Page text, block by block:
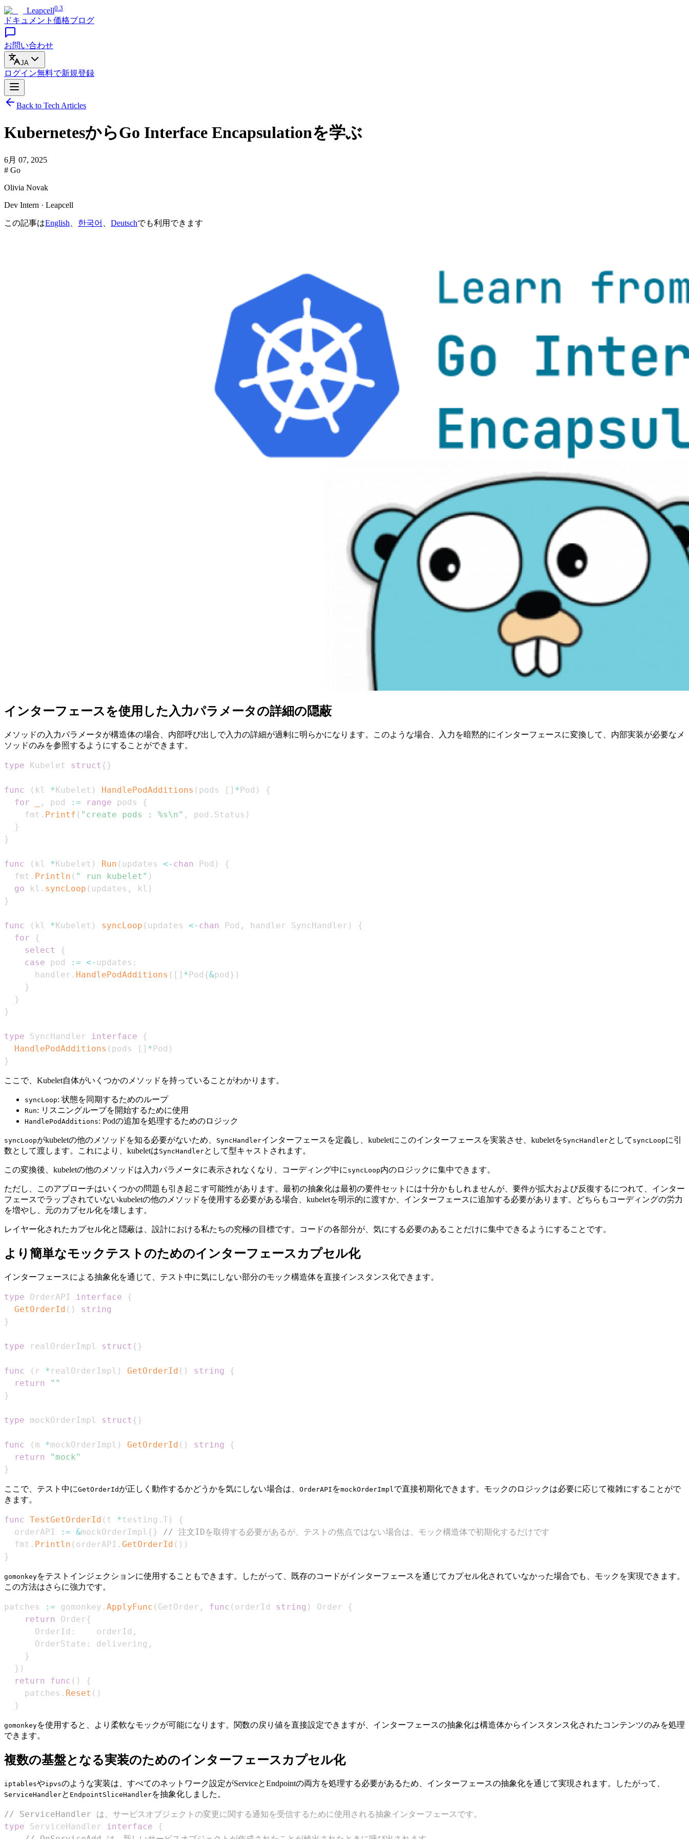
Leapcell0.3
ドキュメント 価格ブログ
お問い合わせ
JA
ログイン無料で新規登録
Back to Tech Articles
KubernetesからGo Interface Encapsulationを学ぶ
6月 07, 2025
# Go
Olivia Novak
Dev Intern · Leapcell
この記事はEnglish 한국어 Deutschでも利用できます
インターフェースを使用した入力パラメータの詳細の隠蔽
メソッドの入力パラメータが構造体の場合、内部呼び出しで入力の詳細が過剰に明らかになります。このような場合、入力を暗黙的にインターフェースに変換して、内部実装が必要なメ
ソッドのみを参照するようにすることができます。
type Kubelet struct { }
func ( kl *Kubelet ) HandlePodAdditions ( pods [ ] * Pod )
{
for
, pod := range pods
{
    fmt
. Printf ( "create pods : %s\n" , pod . Status )
}
}
func ( kl *Kubelet ) Run ( updates <- chan Pod )
{
  fmt
. Println ( " run kubelet" )
go kl . syncLoop ( updates , kl )
}
func ( kl *Kubelet ) syncLoop ( updates <- chan Pod , handler SyncHandler )
{
for
{
select
{
case pod := <- updates :
      handler
. HandlePodAdditions ( [ ] * Pod {&pod } )
}
}
}
type SyncHandler interface
{
HandlePodAdditions ( pods [ ] * Pod )
}
ここで、Kubelet自体がいくつかのメソッドを持っていることがわかります。
syncLoop: 状態を同期するためのループ
Run: リスニングループを開始するために使用
HandlePodAdditions: Podの追加を処理するためのロジック
syncLoopがkubeletの他のメソッドを知る必要がないため、 SyncHandlerインターフェースを定義し、kubeletにこのインターフェースを実装させ、kubeletをSyncHandlerとして syncLoopに引
数として渡します。これにより、kubeletはSyncHandlerとして型キャストされます。
この変換後、kubeletの他のメソッドは入力パラメータに表示されなくなり、コーディング中に syncLoop内のロジックに集中できます。
ただし、このアプローチはいくつかの問題も引き起こす可能性があります。最初の抽象化は最初の要件セットには十分かもしれませんが、要件が拡大および反復するにつれて、インター
フェースでラップされていないkubeletの他のメソッドを使用する必要がある場合、kubeletを明示的に渡すか、インターフェースに追加する必要があります。どちらもコーディングの労力
を増やし、元のカプセル化を壊します。
レイヤー化されたカプセル化と隠蔽は、設計における私たちの究極の目標です。コードの各部分が、気にする必要のあることだけに集中できるようにすることです。
より簡単なモックテストのためのインターフェースカプセル化
インターフェースによる抽象化を通じて、テスト中に気にしない部分のモック構造体を直接インスタンス化できます。
type OrderAPI interface
{
GetOrderId ( )
string
}
type realOrderImpl struct { }
func ( r * realOrderImpl ) GetOrderId ( ) string
{
return
""
}
type mockOrderImpl struct { }
func ( m *mockOrderImpl ) GetOrderId ( ) string
{
return
"mock"
}
ここで、テスト中にGetOrderId が正しく動作するかどうかを気にしない場合は、 OrderAPI をmockOrderImpl で直接初期化できます。モックのロジックは必要に応じて複雑にすることがで
きます。
func TestGetOrderId ( t *testing . T )
{
  orderAPI
:= &mockOrderImpl { }
// 注文IDを取得する必要があるが、テストの焦点ではない場合は、モック構造体で初期化するだけです
  fmt
. Println ( orderAPI . GetOrderId ( ) )
}
gomonkeyをテストインジェクションに使用することもできます。したがって、既存のコードがインターフェースを通じてカプセル化されていなかった場合でも、モックを実現できます。
この方法はさらに強力です。
patches := gomonkey . ApplyFunc ( GetOrder , func ( orderId string ) Order
{
return
Order{
      OrderId
:
    orderId
,
      OrderState
: delivering ,
}
} )
return
func ( )
{
    patches
. Reset ( )
}
gomonkeyを使用すると、より柔軟なモックが可能になります。関数の戻り値を直接設定できますが、インターフェースの抽象化は構造体からインスタンス化されたコンテンツのみを処理
できます。
複数の基盤となる実装のためのインターフェースカプセル化
iptablesやipvsのような実装は、すべてのネットワーク設定がServiceとEndpointの両方を処理する必要があるため、インターフェースの抽象化を通じて実現されます。したがって、
ServiceHandlerと EndpointSliceHandlerを抽象化しました。
// ServiceHandler は、サービスオブジェクトの変更に関する通知を受信するために使用される抽象インターフェースです。
type ServiceHandler interface
{